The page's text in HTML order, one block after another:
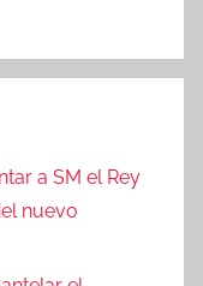
a SM el Rey
nuevo